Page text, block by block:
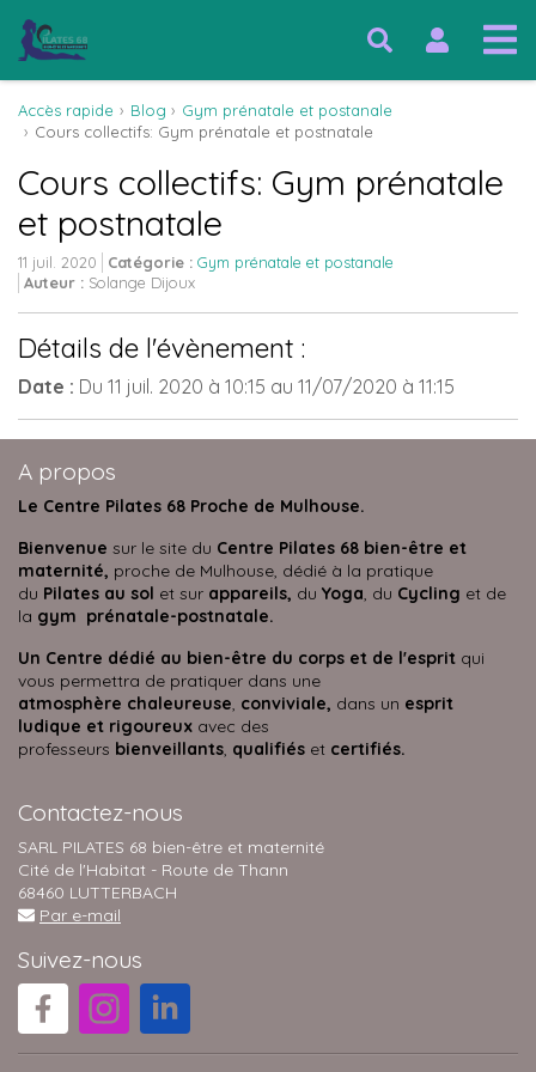
Accès rapide Blog
Gym prénatale et postanale
Cours collectifs: Gym prénatale et postnatale
Cours collectifs: Gym prénatale
et postnatale
11 juil. 2020 Catégorie : Gym prénatale et postanale
Auteur : Solange Dijoux
Détails de l'évènement :
Date : Du 11 juil. 2020 à 10:15 au 11/07/2020 à 11:15
A propos
Le Centre Pilates 68 Proche de Mulhouse.
Bienvenue sur le site du Centre Pilates 68 bien-être et
maternité, proche de Mulhouse, dédié à la pratique
du Pilates au sol et sur appareils, du Yoga, du Cycling et de
la gym prénatale-postnatale.
Un Centre dédié au bien-être du corps et de l'esprit qui
vous permettra de pratiquer dans une
atmosphère chaleureuse, conviviale, dans un esprit
ludique et rigoureux avec des
professeurs bienveillants, qualifiés et certifiés.
Contactez-nous
SARL PILATES 68 bien-être et maternité
Cité de l'Habitat - Route de Thann
68460 LUTTERBACH
Par e-mail
Suivez-nous